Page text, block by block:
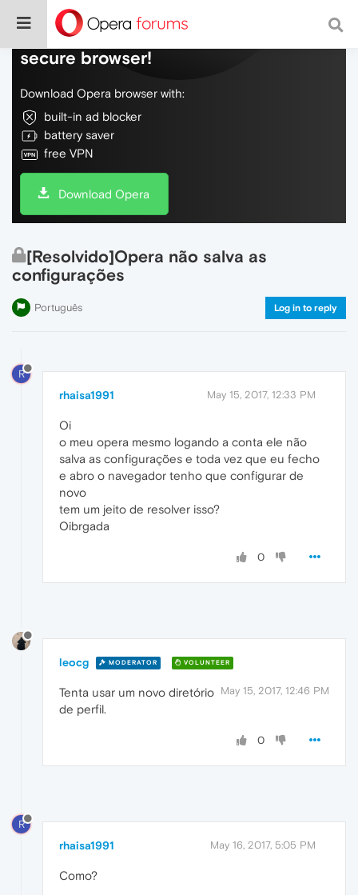
Do more on the web, with a fast and
secure browser!
Download Opera browser with:
built-in ad blocker
battery saver
free VPN
Download Opera
[Resolvido]Opera não salva as
configurações
Português Log in to reply
R
rhaisa1991 May 15, 2017, 12:33 PM
Oi
o meu opera mesmo logando a conta ele não
salva as configurações e toda vez que eu fecho
e abro o navegador tenho que configurar de
novo
tem um jeito de resolver isso?
Oibrgada
0
leocg MODERATOR VOLUNTEER
May 15, 2017, 12:46 PM
Tenta usar um novo diretório
de perfil.
0
R
rhaisa1991 May 16, 2017, 5:05 PM
Como?